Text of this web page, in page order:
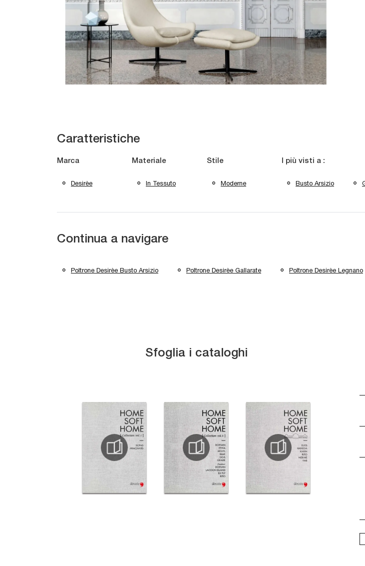
Caratteristiche
Marca
Desirèe
Materiale
In Tessuto
Stile
Moderne
I più visti a :
Busto Arsizio
Continua a navigare
Poltrone Desirèe Busto Arsizio Poltrone Desirèe Gallarate Poltrone Desirèe Legnano
Sfoglia i cataloghi